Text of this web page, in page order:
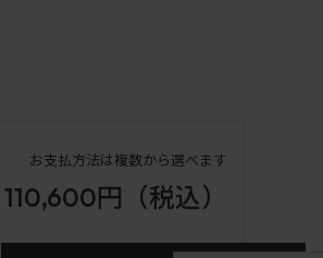
お支払方法は複数から選べます
110,600円 （税込）